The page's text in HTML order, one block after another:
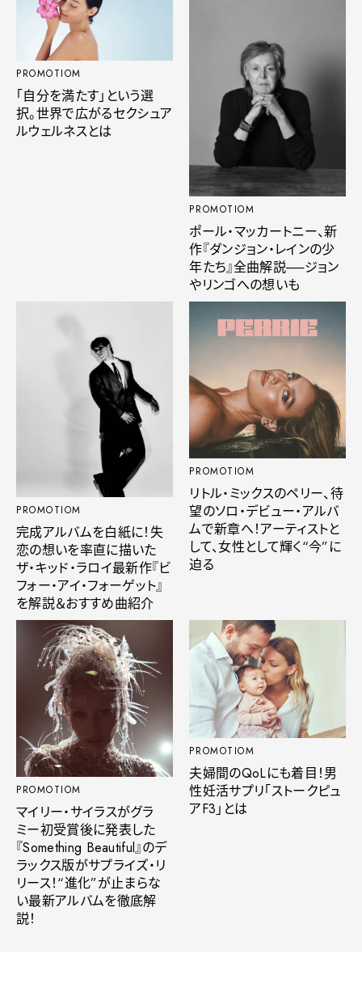
PROMOTIOM
「自分を満たす」という選
択。世界で広がるセクシュア
ルウェルネスとは
PROMOTIOM
ポール・マッカートニー、新
作『ダンジョン・レインの少
年たち』全曲解説──ジョン
やリンゴへの想いも
PROMOTIOM
完成アルバムを白紙に！失
恋の想いを率直に描いた
ザ・キッド・ラロイ最新作『ビ
フォー・アイ・フォーゲット』
を解説＆おすすめ曲紹介
PROMOTIOM
リトル・ミックスのペリー、待
望のソロ・デビュー・アルバ
ムで新章へ！アーティストと
して、女性として輝く“今”に
迫る
PROMOTIOM
マイリー・サイラスがグラ
ミー初受賞後に発表した
『Something Beautiful』のデ
ラックス版がサプライズ・リ
リース！“進化”が止まらな
い最新アルバムを徹底解
説！
PROMOTIOM
夫婦間のQoLにも着目！男
性妊活サプリ「ストークピュ
アF3」とは